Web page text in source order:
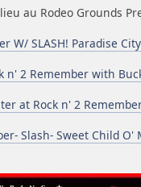
au Rodeo Grounds
W/ SLASH! Paradise
n' 2 Remember with
at Rock n' 2
Slash- Sweet Child O'